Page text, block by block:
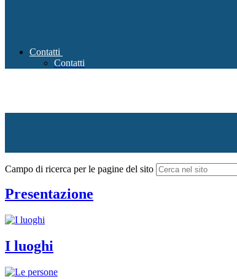
Contatti
Contatti
Campo di ricerca per le pagine del sito
Presentazione
I luoghi